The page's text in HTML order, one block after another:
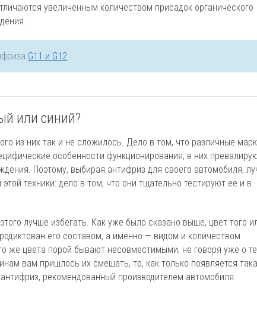
увеличенным количеством присадок органического
G11 и G12
или синий?
из них так и не сложилось. Дело в том, что различные
особенности функционирования, в них
Поэтому, выбирая антифриз для своего автомобиля,
техники: дело в том, что они тщательно тестируют ее и в
лучше избегать. Как уже было сказано выше, цвет того
его составом, а именно — видом и количеством
же цвета порой бывают несовместимыми, не говоря уже о
вам пришлось их смешать, то, как только появляется
рекомендованный производителем автомобиля.